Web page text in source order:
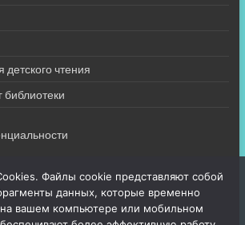
детского чтения
библиотеки
Файлы cookie представляют собой
данных, которые временно
на вашем компьютере или мобильном